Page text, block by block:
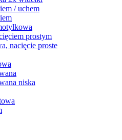
/ uchem
prostym
nacięcie proste
niska